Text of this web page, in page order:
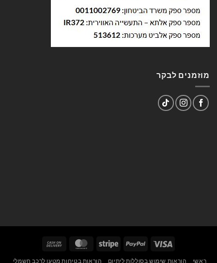
מוזמנים לבקר
Visa
PayPal
Stripe
MasterCard
ראשי הוראות שימוש בסוללות ליתיום הוראות בטיחות מטען לרכב חשמלי